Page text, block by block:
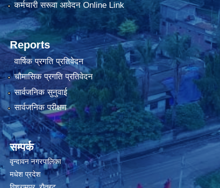
कर्मचारी सरूवा आवेदन Online Link
Reports
वार्षिक प्रगति प्रतिवेदन
चौमासिक प्रगति प्रतिवेदन
सार्वजनिक सुनुवाई
सार्वजनिक परीक्षण
सम्पर्क
वृन्दावन नगरपालिका
मधेश प्रदेश